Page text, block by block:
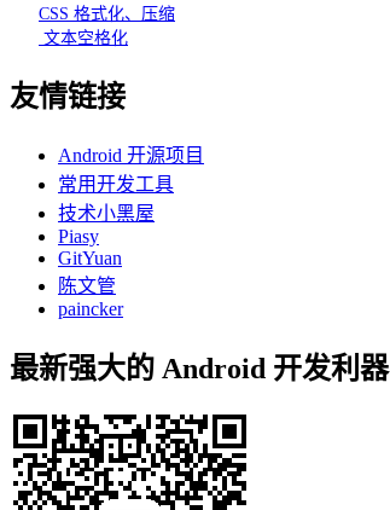
CSS 格式化、压缩
文本空格化
友情链接
Android 开源项目
常用开发工具
技术小黑屋
Piasy
GitYuan
陈文管
paincker
最新强大的 Android 开发利器